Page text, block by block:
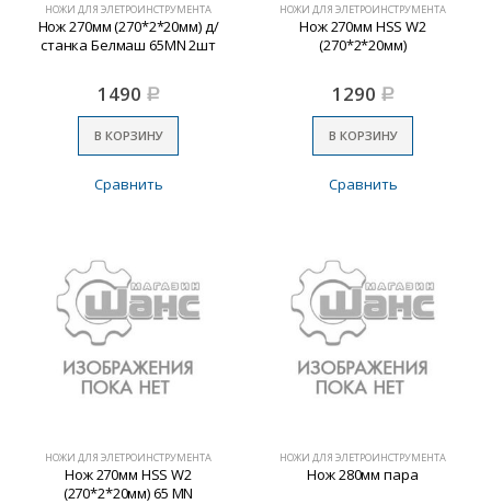
НОЖИ ДЛЯ ЭЛЕТРОИНСТРУМЕНТА
Нож 270мм (270*2*20мм) д/
станка Белмаш 65MN 2шт
1490 Р
В КОРЗИНУ
Сравнить
НОЖИ ДЛЯ ЭЛЕТРОИНСТРУМЕНТА
Нож 270мм HSS W2
(270*2*20мм)
1290 Р
В КОРЗИНУ
Сравнить
НОЖИ ДЛЯ ЭЛЕТРОИНСТРУМЕНТА
Нож 270мм HSS W2
(270*2*20мм) 65 MN
НОЖИ ДЛЯ ЭЛЕТРОИНСТРУМЕНТА
Нож 280мм пара